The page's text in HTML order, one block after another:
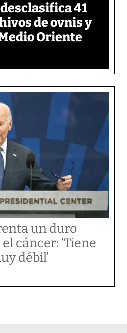
41
de ovnis y
Oriente
un duro
cáncer: ‘Tiene
débil’